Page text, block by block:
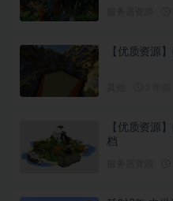
【优质资源
【优质资源
档